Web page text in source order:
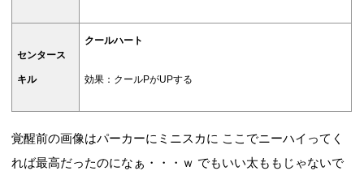
センタース
キル
クールハート
効果：クールPがUPする
覚醒前の画像はパーカーにミニスカに ここでニーハイってく
れば最高だったのになぁ・・・ｗ でもいい太ももじゃないで